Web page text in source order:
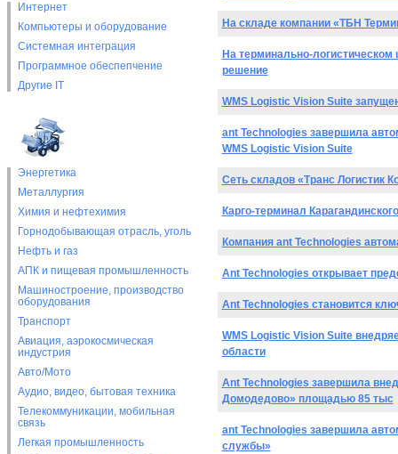
Интернет
Компьютеры и оборудование
Системная интеграция
Программное обеспепчение
Другие IT
Энергетика
Металлургия
Химия и нефтехимия
Горнодобывающая отрасль, уголь
Нефть и газ
АПК и пищевая промышленность
Машиностроение, производство
оборудования
Транспорт
Авиация, аэрокосмическая
индустрия
Авто/Мото
Аудио, видео, бытовая техника
Телекоммуникации, мобильная
связь
Легкая промышленность
На складе компании «ТБН
На терминально-
решение
WMS Logistic Vision Suite
ant Technologies завершила
WMS Logistic Vision Suite
Сеть складов «Транс Логистик
Карго-терминал
Компания ant Technologies
Ant Technologies открывает
Ant Technologies становится
WMS Logistic Vision Suite
области
Ant Technologies завершила
Домодедово» площадью 85 тыс
ant Technologies завершила
службы»